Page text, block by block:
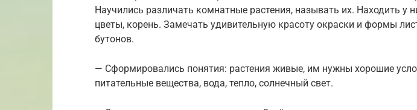
Научились различать комнатные растения, называть их. Находить у
цветы, корень. Замечать удивительную красоту окраски и формы
бутонов.
— Сформировались понятия: растения живые, им нужны хорошие
питательные вещества, вода, тепло, солнечный свет.